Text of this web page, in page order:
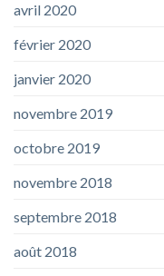
avril 2020
février 2020
janvier 2020
novembre 2019
octobre 2019
novembre 2018
septembre 2018
août 2018